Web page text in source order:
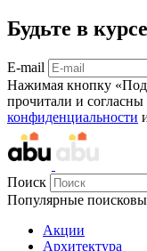
Будьте в
E-mail
Нажимая кнопку
прочитали и
конфиденциальности
Поиск
Популярные
Акции
Архитектура